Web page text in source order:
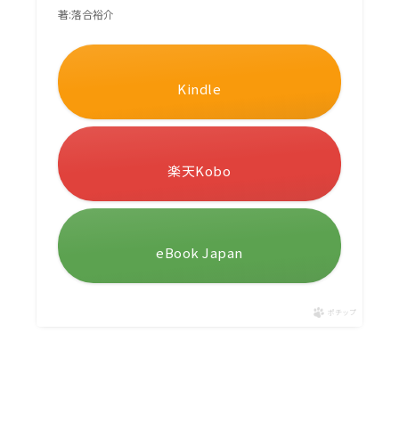
著:落合裕介
Kindle
楽天Kobo
eBook Japan
ポチップ